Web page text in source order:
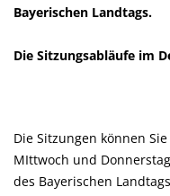
Bayerischen Landtags.
Die Sitzungsabläufe im
Die Sitzungen können
MIttwoch und
des Bayerischen